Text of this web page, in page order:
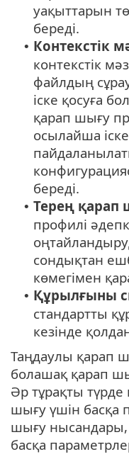
уақыттарын
береді.
• Контекстік
контекстік
файлдың
іске қосуға
қарап шығу
осылайша
береді.
• Терең қарап
профилі
сондықтан
көмегімен
• Құрылғыны
стандартты
кезінде
Таңдаулы қарап
болашақ қарап
Әр тұрақты
шығу үшін басқа
шығу нысандары,
басқа